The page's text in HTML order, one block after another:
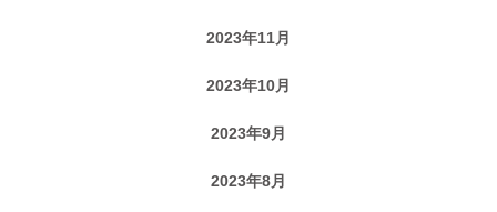
2023年11月
2023年10月
2023年9月
2023年8月